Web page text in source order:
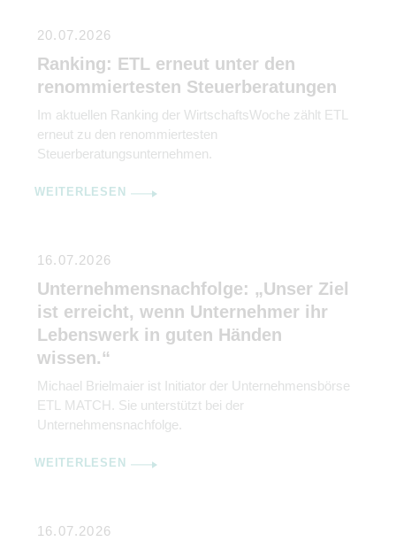
20.07.2026
Ranking: ETL erneut unter den
renommiertesten Steuerberatungen
Im aktuellen Ranking der WirtschaftsWoche zählt ETL
erneut zu den renommiertesten
Steuerberatungsunternehmen.
WEITERLESEN
16.07.2026
Unternehmensnachfolge: „Unser Ziel
ist erreicht, wenn Unternehmer ihr
Lebenswerk in guten Händen
wissen.“
Michael Brielmaier ist Initiator der Unternehmensbörse
ETL MATCH. Sie unterstützt bei der
Unternehmensnachfolge.
WEITERLESEN
16.07.2026